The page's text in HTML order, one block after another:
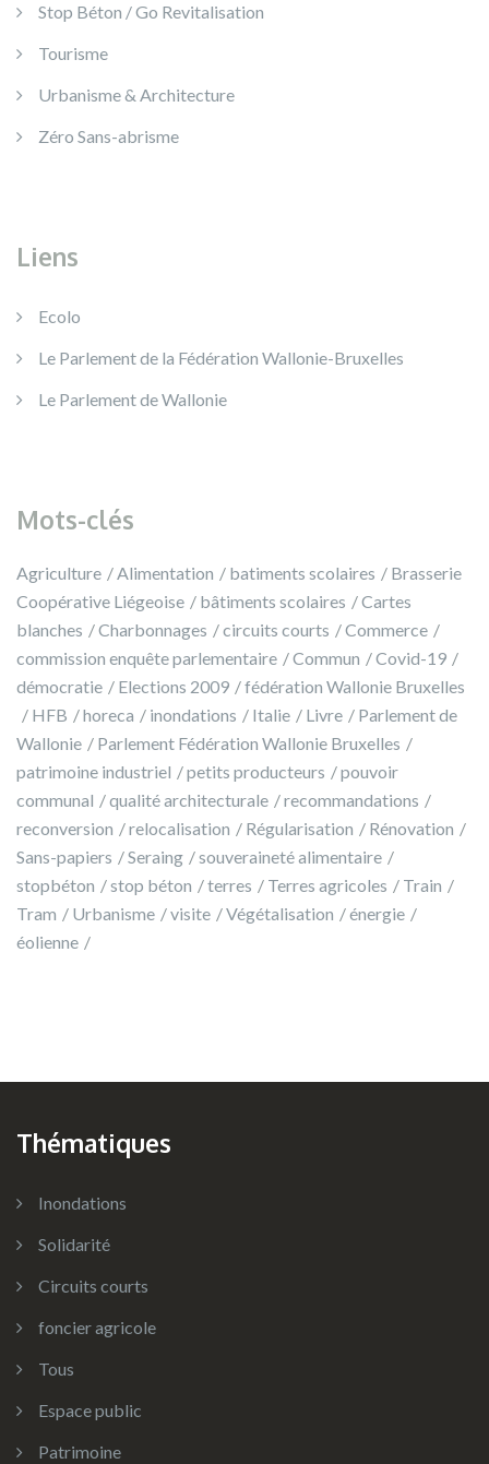
Stop Béton / Go Revitalisation
Tourisme
Urbanisme & Architecture
Zéro Sans-abrisme
Liens
Ecolo
Le Parlement de la Fédération Wallonie-Bruxelles
Le Parlement de Wallonie
Mots-clés
Agriculture Alimentation batiments scolaires
Brasserie
Coopérative Liégeoise
bâtiments scolaires
Cartes
blanches
Charbonnages circuits courts
Commerce
commission enquête parlementaire
Commun
Covid-19
démocratie
Elections 2009
fédération Wallonie Bruxelles
HFB
horeca inondations Italie Livre
Parlement de
Wallonie
Parlement Fédération Wallonie Bruxelles
patrimoine industriel
petits producteurs
pouvoir
communal
qualité architecturale
recommandations
reconversion
relocalisation Régularisation
Rénovation
Sans-papiers
Seraing
souveraineté alimentaire
stopbéton
stop béton terres Terres agricoles
Train
Tram
Urbanisme visite Végétalisation
énergie
éolienne
Thématiques
Inondations
Solidarité
Circuits courts
foncier agricole
Tous
Espace public
Patrimoine